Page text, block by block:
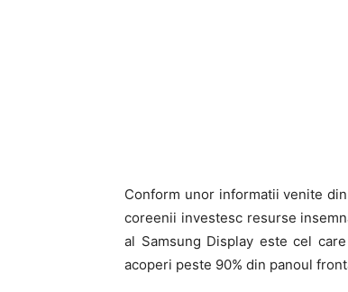
Conform unor informatii venite
coreenii investesc resurse
al Samsung Display este cel
acoperi peste 90% din panoul